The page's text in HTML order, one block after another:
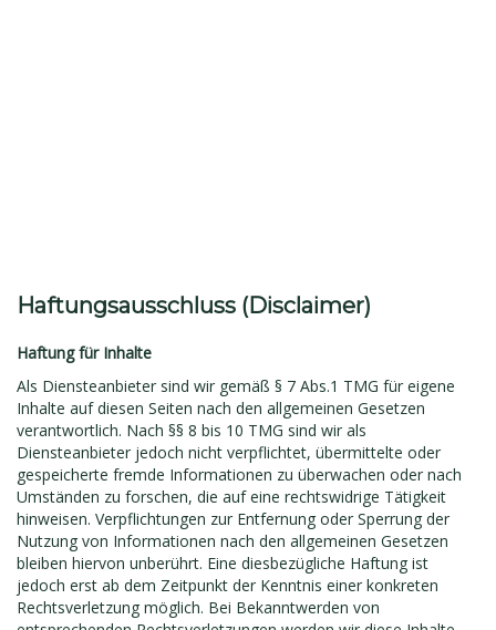
Haftungsausschluss (Disclaimer)
Haftung für Inhalte
Als Diensteanbieter sind wir gemäß § 7 Abs.1 TMG für eigene
Inhalte auf diesen Seiten nach den allgemeinen Gesetzen
verantwortlich. Nach §§ 8 bis 10 TMG sind wir als
Diensteanbieter jedoch nicht verpflichtet, übermittelte oder
gespeicherte fremde Informationen zu überwachen oder nach
Umständen zu forschen, die auf eine rechtswidrige Tätigkeit
hinweisen. Verpflichtungen zur Entfernung oder Sperrung der
Nutzung von Informationen nach den allgemeinen Gesetzen
bleiben hiervon unberührt. Eine diesbezügliche Haftung ist
jedoch erst ab dem Zeitpunkt der Kenntnis einer konkreten
Rechtsverletzung möglich. Bei Bekanntwerden von